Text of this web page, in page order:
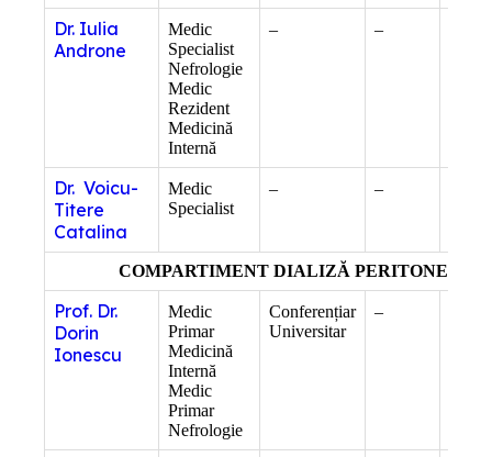
Dr. Iulia
Androne
Medic
Specialist
Nefrologie
Medic
Rezident
Medicină
Internă
– –
Dr. Voicu-
Titere
Catalina
Medic
Specialist
– –
COMPARTIMENT DIALIZĂ PERITONEALĂ
Prof. Dr.
Dorin
Ionescu
Medic
Primar
Medicină
Internă
Medic
Primar
Nefrologie
Conferențiar
Universitar
–